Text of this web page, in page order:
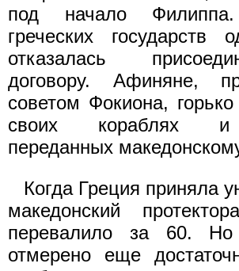
под начало
греческих государств
отказалась
договору. Афиняне,
советом Фокиона,
своих кораблях и
переданных
Когда Греция приняла
македонский
перевалило за 60.
отмерено еще